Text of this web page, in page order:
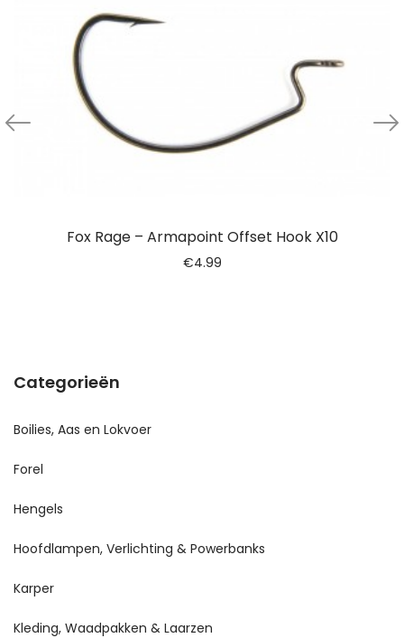
Fox Rage – Armapoint Offset Hook X10
€4.99
Categorieën
Boilies, Aas en Lokvoer
Forel
Hengels
Hoofdlampen, Verlichting & Powerbanks
Karper
Kleding, Waadpakken & Laarzen